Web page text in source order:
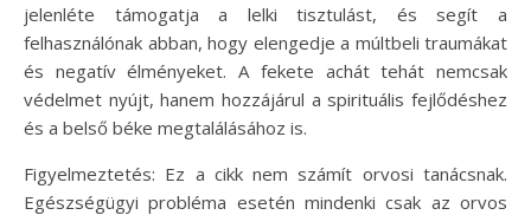
jelenléte támogatja a lelki tisztulást, és segít a
felhasználónak abban, hogy elengedje a múltbeli traumákat
és negatív élményeket. A fekete achát tehát nemcsak
védelmet nyújt, hanem hozzájárul a spirituális fejlődéshez
és a belső béke megtalálásához is.
Figyelmeztetés: Ez a cikk nem számít orvosi tanácsnak.
Egészségügyi probléma esetén mindenki csak az orvos